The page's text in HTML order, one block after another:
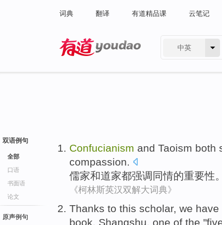
词典 翻译 有道精品课 云笔记
中英
双语例句
全部
口语
书面语
论文
原声例句
Confucianism and Taoism both
compassion.
儒家和道家都强调 同情的重要性
《柯林斯英汉双解大词典》
Thanks to this scholar, we
book, Shangshu, one of the